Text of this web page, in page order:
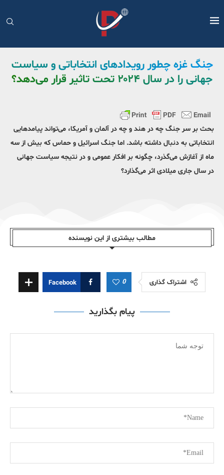
جنگ غزه چطور رویدادهای انتخاباتی و سیاست
جهانی را در سال ۲۰۲۴ تحت تاثیر قرار می‌دهد؟
بحث بر سر جنگ چه در هند و چه در آلمان و آمریکا، می‌تواند پیامدهایی
انتخاباتی به دنبال داشته باشد. اما جنگ اسرائیل و حماس که بیش از سه
ماه از آغازش می‌گذرد، چگونه بر افکار عمومی و در نتیجه سیاست جهانی
در سال جاری میلادی اثر می‌گذارد؟
مطالب بیشتری از این نویسندە
اشتراک گذاری 0
Facebook
پیام بگذارید